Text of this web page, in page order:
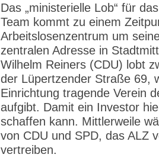
Das „ministerielle Lob“ für
Team kommt zu einem
Arbeitslosenzentrum um
zentralen Adresse in
Wilhelm Reiners (CDU) lobt
der Lüpertzender Straße 69,
Einrichtung tragende Verein
aufgibt. Damit ein Investor
schaffen kann. Mittlerweile
von CDU und SPD, das ALZ
vertreiben.